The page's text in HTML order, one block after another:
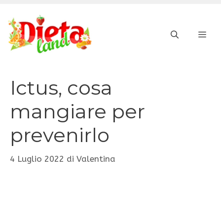
contenuto
Ictus, cosa
mangiare per
prevenirlo
4 Luglio 2022 di Valentina